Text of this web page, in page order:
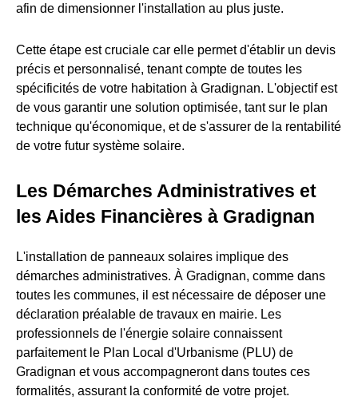
afin de dimensionner l'installation au plus juste.
Cette étape est cruciale car elle permet d'établir un devis
précis et personnalisé, tenant compte de toutes les
spécificités de votre habitation à Gradignan. L'objectif est
de vous garantir une solution optimisée, tant sur le plan
technique qu'économique, et de s'assurer de la rentabilité
de votre futur système solaire.
Les Démarches Administratives et
les Aides Financières à Gradignan
L'installation de panneaux solaires implique des
démarches administratives. À Gradignan, comme dans
toutes les communes, il est nécessaire de déposer une
déclaration préalable de travaux en mairie. Les
professionnels de l'énergie solaire connaissent
parfaitement le Plan Local d'Urbanisme (PLU) de
Gradignan et vous accompagneront dans toutes ces
formalités, assurant la conformité de votre projet.